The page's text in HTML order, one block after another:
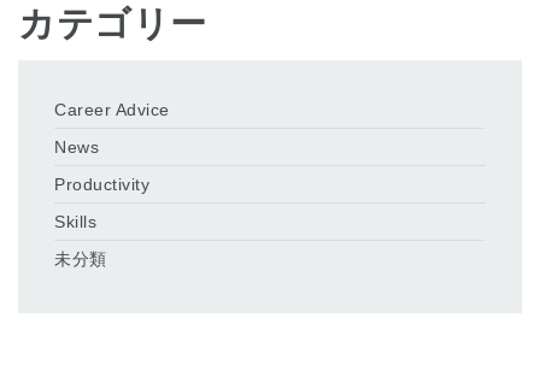
カテゴリー
Career Advice
News
Productivity
Skills
未分類